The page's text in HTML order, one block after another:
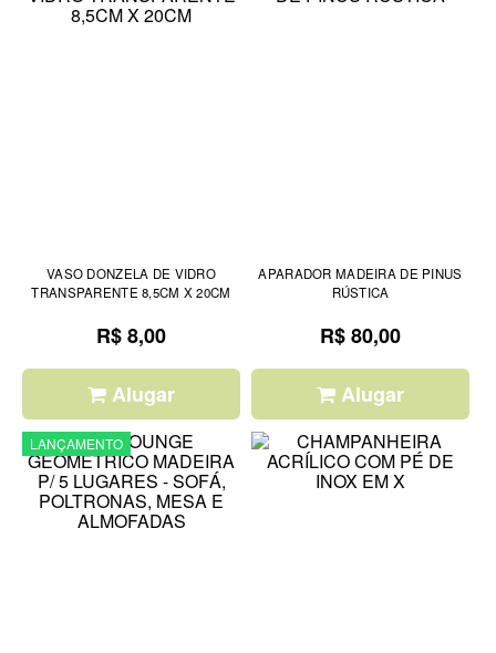
VASO DONZELA DE VIDRO
TRANSPARENTE 8,5CM X 20CM
R$ 8,00
Alugar
APARADOR MADEIRA DE PINUS
RÚSTICA
R$ 80,00
Alugar
LANÇAMENTO